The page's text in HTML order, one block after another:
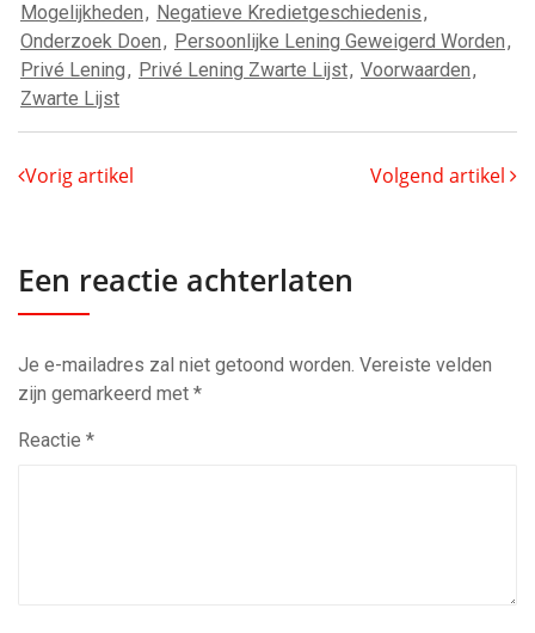
Mogelijkheden, Negatieve Kredietgeschiedenis,
Onderzoek Doen, Persoonlijke Lening Geweigerd Worden,
Privé Lening, Privé Lening Zwarte Lijst, Voorwaarden,
Zwarte Lijst
Vorig artikel Volgend artikel
Een reactie achterlaten
Je e-mailadres zal niet getoond worden. Vereiste velden
zijn gemarkeerd met *
Reactie *